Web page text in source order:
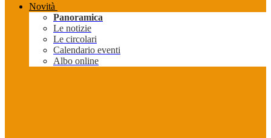
Novità
Panoramica
Le notizie
Le circolari
Calendario eventi
Albo online